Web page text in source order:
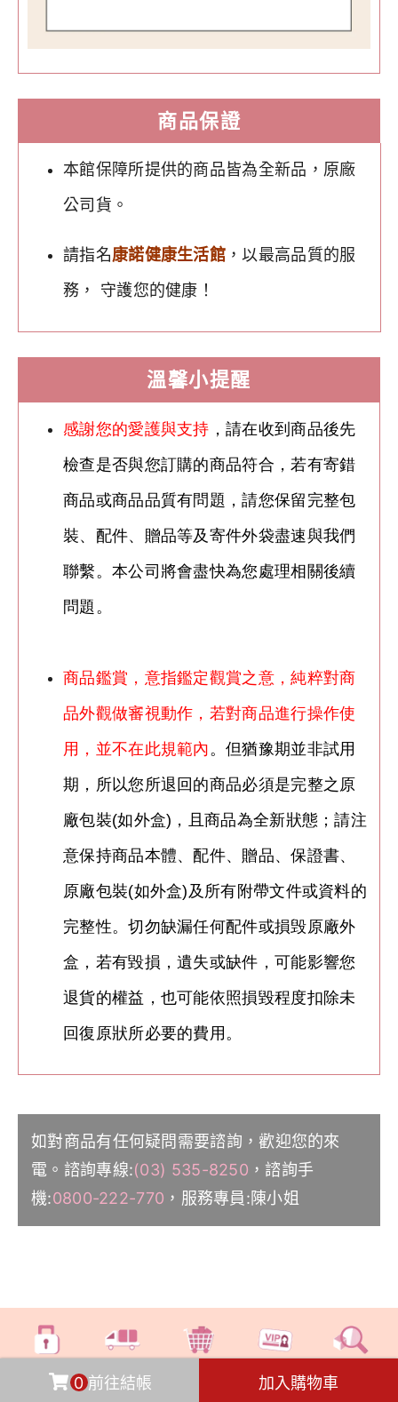
0 前往結帳 加入購物車
商品保證
本館保障所提供的商品皆為全新品，原廠
公司貨。
請指名康諾健康生活館 ，以最高品質的服
務， 守護您的健康！
溫馨小提醒
感謝您的愛護與支持 ，請在收到商品後先
檢查是否與您訂購的商品符合，若有寄錯
商品或商品品質有問題，請您保留完整包
裝、配件、贈品等及寄件外袋盡速與我們
聯繫。本公司將會盡快為您處理相關後續
問題。
商品鑑賞，意指鑑定觀賞之意，純粹對商
品外觀做審視動作，若對商品進行操作使
用，並不在此規範內 。但猶豫期並非試用
期，所以您所退回的商品必須是完整之原
廠包裝(如外盒)，且商品為全新狀態；請注
意保持商品本體、配件、贈品、保證書、
原廠包裝(如外盒)及所有附帶文件或資料的
完整性。切勿缺漏任何配件或損毁原廠外
盒， 若有毀損，遺失或缺件，可能影響您
退貨的權益，也可能依照損毀程度扣除未
回復原狀所必要的費用。
如對商品有任何疑問需要諮詢，歡迎您的來
電。諮詢專線:(03) 535-8250 ，諮詢手
機:0800-222-770 ，服務專員:陳小姐
交易安全